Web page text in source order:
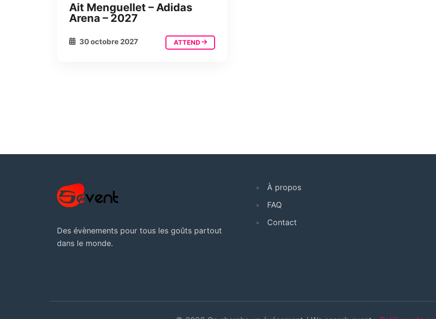
Ait Menguellet – Adidas
Arena – 2027
30 octobre 2027 ATTEND
Des évènements pour tous les goûts partout
dans le monde.
À propos
FAQ
Contact